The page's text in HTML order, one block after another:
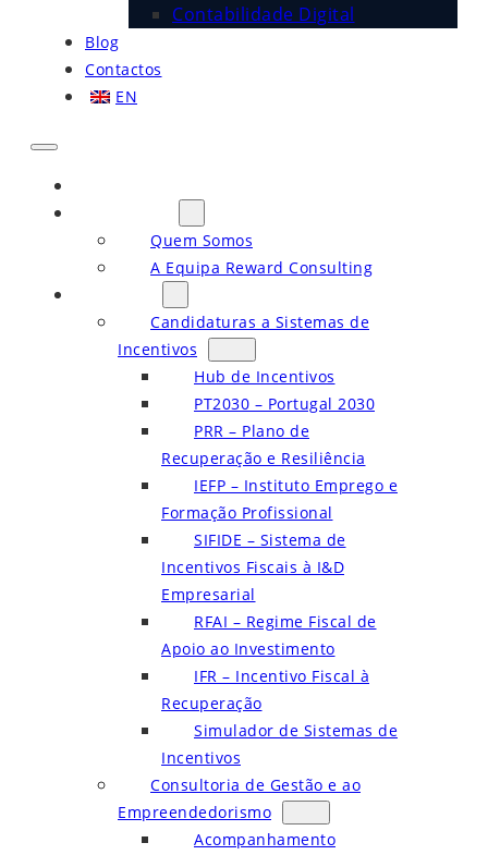
Contabilidade Digital
Blog
Contactos
EN
Quem Somos
A Equipa Reward Consulting
Candidaturas a Sistemas de
Incentivos
Hub de Incentivos
PT2030 – Portugal 2030
PRR – Plano de
Recuperação e Resiliência
IEFP – Instituto Emprego e
Formação Profissional
SIFIDE – Sistema de
Incentivos Fiscais à I&D
Empresarial
RFAI – Regime Fiscal de
Apoio ao Investimento
IFR – Incentivo Fiscal à
Recuperação
Simulador de Sistemas de
Incentivos
Consultoria de Gestão e ao
Empreendedorismo
Acompanhamento